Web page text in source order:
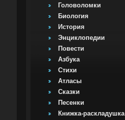
Головоломки
Биология
История
Энциклопедии
Повести
Азбука
Стихи
Атласы
Сказки
Песенки
Книжка-раскладушка